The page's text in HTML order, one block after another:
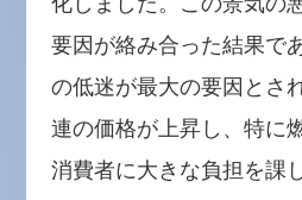
要因が絡み合った結果で
の低迷が最大の要因とさ
連の価格が上昇し、特に
消費者に大きな負担を課